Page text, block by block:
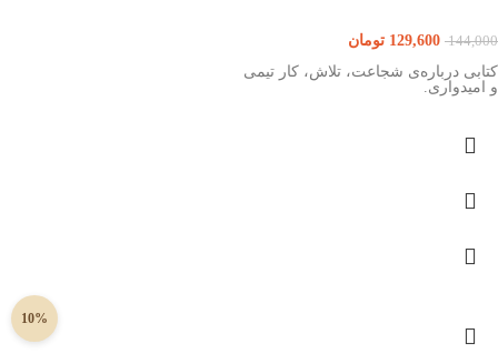
144,000
129,600 تومان
کتابی درباره‌ی شجاعت، تلاش، کار تیمی
و امیدواری.
10%